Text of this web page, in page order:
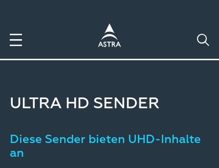
ULTRA HD SENDER
Diese Sender bieten UHD-Inhalte
an